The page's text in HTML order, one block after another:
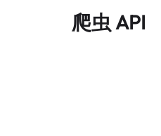
爬虫 API